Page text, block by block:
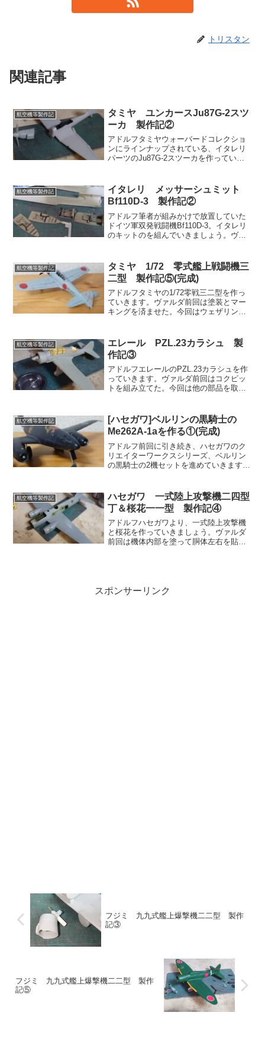
トリスタン
関連記事
航空機等製作記
タミヤ ユンカースJu87G-2スツ
ーカ 製作記②
アドルフタミヤウォーバードコレクショ
ンにラインナップされている、イタレリ
パーツのJu87G-2スツーカを作っていき
てコクピットを組み、接着ができる箇所
をどんどん貼り合わ...
航空機等製作記
イタレリ メッサーシュミット
Bf110D-3 製作記②
アドルフ筆者が組みかけで放置していた
ドイツ軍双発戦闘機Bf110D-3。イタレリ
のキットのを組んでいきましょう。ヴァ
を貼り合わせたり、機内を組んでいこ
う。レーナイタレリ...
航空機等製作記
タミヤ 1/72 零式艦上戦闘機三
二型 製作記⑤(完成)
アドルフタミヤの1/72零戦三二型を作っ
ていきます。ヴァルダ前回は塗装とマー
キングを済ませた。今回はウェザリング
はもう開票が始まっているはず。アドル
フ筆者も午前中の内に...
航空機等製作記
エレール PZL.23カラシュ 製
作記③
アドルフエレールのPZL.23カラシュを作
っていきます。ヴァルダ前回はコクピッ
トを組み立てた。今回は他の部品を取り
な早さで進んでいるね。アドルフただ幾
つか調整もしていま...
航空機等製作記
[ハセガワ]ベルリンの黒騎士の
Me262A-1aを作る①(完成)
アドルフ前回に引き続き、ハセガワのク
リエイターワークスシリーズ、ベルリン
の黒騎士の2機セットを進めていきます。
の戦闘機、Me262を作っていこう。アド
ルフヴァル...
航空機等製作記
ハセガワ 一式陸上攻撃機二四型
丁＆桜花一一型 製作記④
アドルフハセガワより、一式陸上攻撃機
と桜花を作っていきましょう。ヴァルダ
前回は機体内部を塗って胴体左右を貼り
スポンサーリンク
フジミ 九九式艦上爆撃機二二型 製作
記③
フジミ 九九式艦上爆撃機二二型 製作
記⑤